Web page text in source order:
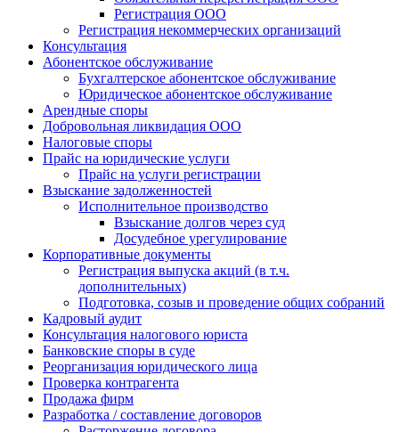
Регистрация ООО
Регистрация некоммерческих организаций
Консультация
Абонентское обслуживание
Бухгалтерское абонентское обслуживание
Юридическое абонентское обслуживание
Арендные споры
Добровольная ликвидация ООО
Налоговые споры
Прайс на юридические услуги
Прайс на услуги регистрации
Взыскание задолженностей
Исполнительное производство
Взыскание долгов через суд
Досудебное урегулирование
Корпоративные документы
Регистрация выпуска акций (в т.ч.
дополнительных)
Подготовка, созыв и проведение общих собраний
Кадровый аудит
Консультация налогового юриста
Банковские споры в суде
Реорганизация юридического лица
Проверка контрагента
Продажа фирм
Разработка / составление договоров